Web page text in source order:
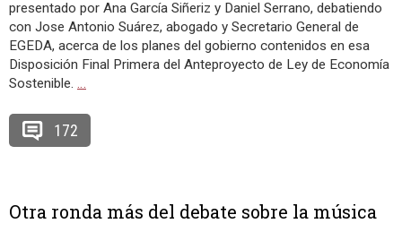
presentado por Ana García Siñeriz y Daniel Serrano, debatiendo
con Jose Antonio Suárez, abogado y Secretario General de
EGEDA, acerca de los planes del gobierno contenidos en esa
Disposición Final Primera del Anteproyecto de Ley de Economía
Sostenible. …
172
Otra ronda más del debate sobre la música